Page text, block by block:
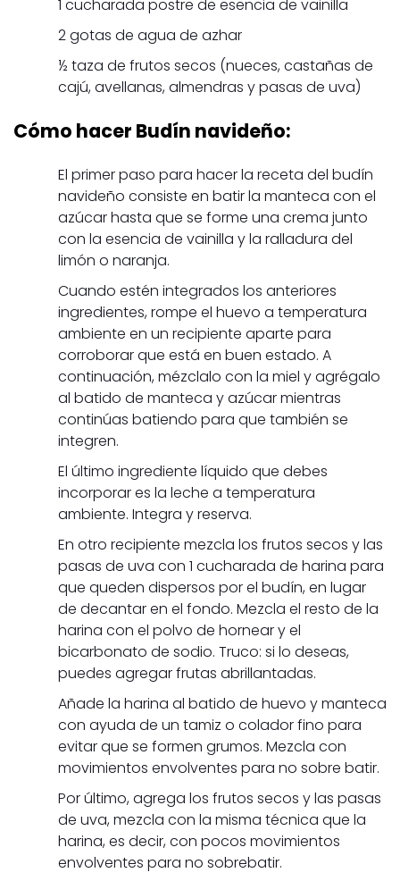
1 cucharada postre de esencia de vainilla
2 gotas de agua de azhar
½ taza de frutos secos (nueces, castañas de
cajú, avellanas, almendras y pasas de uva)
Cómo hacer Budín navideño:
El primer paso para hacer la receta del budín
navideño consiste en batir la manteca con el
azúcar hasta que se forme una crema junto
con la esencia de vainilla y la ralladura del
limón o naranja.
Cuando estén integrados los anteriores
ingredientes, rompe el huevo a temperatura
ambiente en un recipiente aparte para
corroborar que está en buen estado. A
continuación, mézclalo con la miel y agrégalo
al batido de manteca y azúcar mientras
continúas batiendo para que también se
integren.
El último ingrediente líquido que debes
incorporar es la leche a temperatura
ambiente. Integra y reserva.
En otro recipiente mezcla los frutos secos y las
pasas de uva con 1 cucharada de harina para
que queden dispersos por el budín, en lugar
de decantar en el fondo. Mezcla el resto de la
harina con el polvo de hornear y el
bicarbonato de sodio. Truco: si lo deseas,
puedes agregar frutas abrillantadas.
Añade la harina al batido de huevo y manteca
con ayuda de un tamiz o colador fino para
evitar que se formen grumos. Mezcla con
movimientos envolventes para no sobre batir.
Por último, agrega los frutos secos y las pasas
de uva, mezcla con la misma técnica que la
harina, es decir, con pocos movimientos
envolventes para no sobrebatir.